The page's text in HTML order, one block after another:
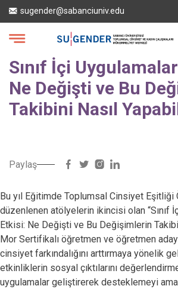
Ana
içeriğe
atla
sugender@sabanciuniv.edu
Sınıf İçi
Ne Değişti ve Bu
Takibini Nasıl
Paylaş
Bu yıl Eğitimde Toplumsal Cinsiyet Eşitliği
düzenlenen atölyelerin ikincisi olan “Sınıf
Etkisi: Ne Değişti ve Bu Değişimlerin
Mor Sertifikalı öğretmen ve öğretmen
cinsiyet farkındalığını arttırmaya yönelik
etkinliklerin sosyal çıktılarını
uygulamalar geliştirerek desteklemeyi